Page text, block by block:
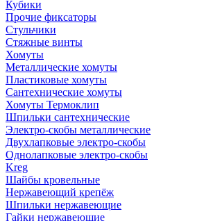
Кубики
Прочие фиксаторы
Стульчики
Стяжные винты
Хомуты
Металлические хомуты
Пластиковые хомуты
Сантехнические хомуты
Хомуты Термоклип
Шпильки сантехнические
Электро-скобы металлические
Двухлапковые электро-скобы
Однолапковые электро-скобы
Kreg
Шайбы кровельные
Нержавеющий крепёж
Шпильки нержавеющие
Гайки нержавеющие